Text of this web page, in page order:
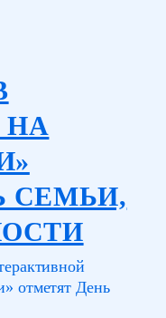
СЕМЬИ,
отметят День